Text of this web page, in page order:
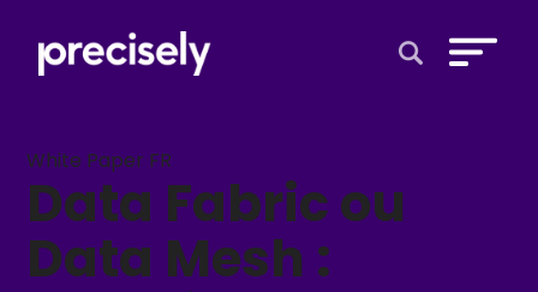
White Paper FR
Data Fabric ou
Data Mesh :